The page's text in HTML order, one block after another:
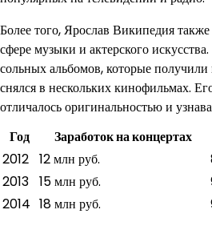
Более того, Ярослав Википедия также
сфере музыки и актерского
сольных альбомов, которые
снялся в нескольких кинофильмах.
отличалось оригинальностью и
Год
Заработок на концертах
2012 12 млн руб.
2013 15 млн руб.
2014 18 млн руб.